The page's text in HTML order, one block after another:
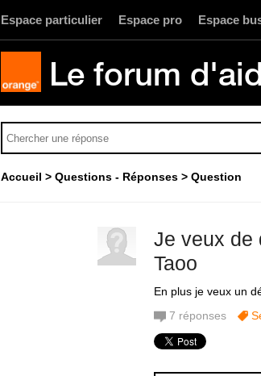
Espace particulier Espace pro Espace
Le forum
Accueil Questions - Réponses Question
Je veux de
Taoo
En plus je veux un
7 réponses